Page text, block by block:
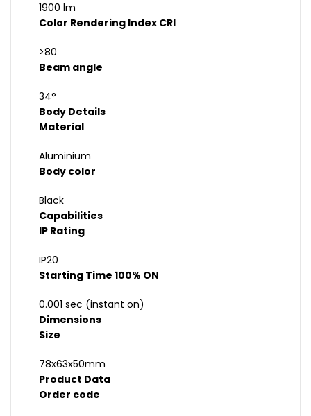
1900 lm
Color Rendering Index CRI
>80
Beam angle
34°
Body Details
Material
Aluminium
Body color
Black
Capabilities
IP Rating
IP20
Starting Time 100% ON
0.001 sec (instant on)
Dimensions
Size
78x63x50mm
Product Data
Order code